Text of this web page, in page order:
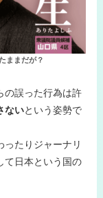
ままだが？
の誤った行為は許
ないという姿勢で
ったりジャーナリ
て日本という国の